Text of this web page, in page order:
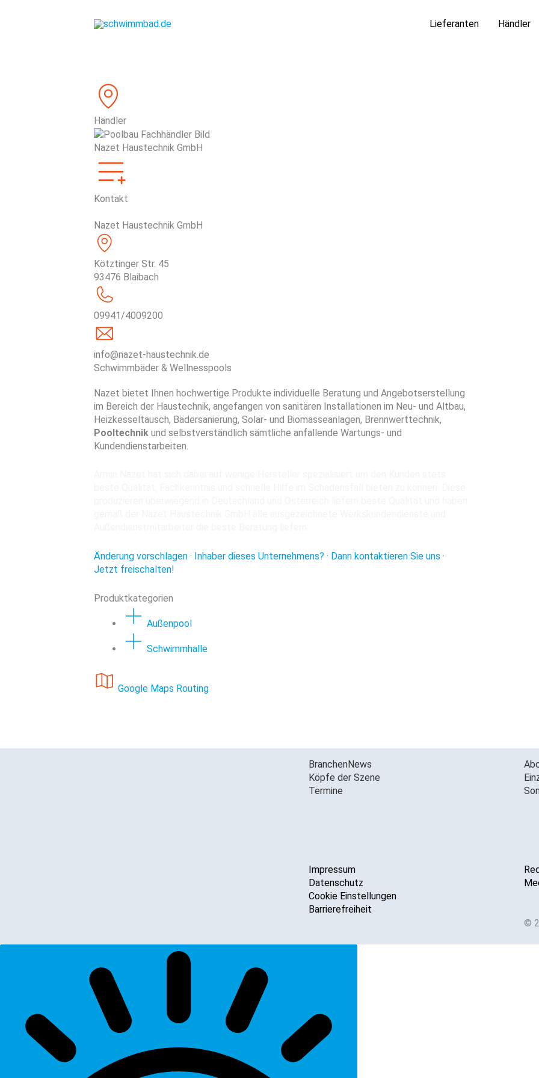
Lieferanten Händler
Händler
Nazet Haustechnik GmbH
Kontakt
Nazet Haustechnik GmbH
Kötztinger Str. 45
93476 Blaibach
09941/4009200
info@nazet-haustechnik.de
Schwimmbäder & Wellnesspools
Nazet bietet Ihnen hochwertige Produkte individuelle Beratung und Angebotserstellung
im Bereich der Haustechnik, angefangen von sanitären Installationen im Neu- und Altbau,
Heizkesseltausch, Bädersanierung, Solar- und Biomasseanlagen, Brennwerttechnik,
Pooltechnik und selbstverständlich sämtliche anfallende Wartungs- und
Kundendienstarbeiten.
Änderung vorschlagen · Inhaber dieses Unternehmens? · Dann kontaktieren Sie uns ·
Jetzt freischalten!
Produktkategorien
Außenpool
Schwimmhalle
Google Maps Routing
BranchenNews
Köpfe der Szene
Termine
Impressum
Datenschutz
Cookie Einstellungen
Barrierefreiheit
©